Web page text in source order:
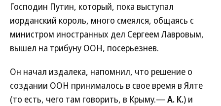
Господин Путин, который, пока выступал
иорданский король, много смеялся, общаясь с
министром иностранных дел Сергеем Лавровым,
вышел на трибуну ООН, посерьезнев.
Он начал издалека, напомнил, что решение о
создании ООН принималось в свое время в Ялте
(то есть, чего там говорить, в Крыму.— А. К.) и